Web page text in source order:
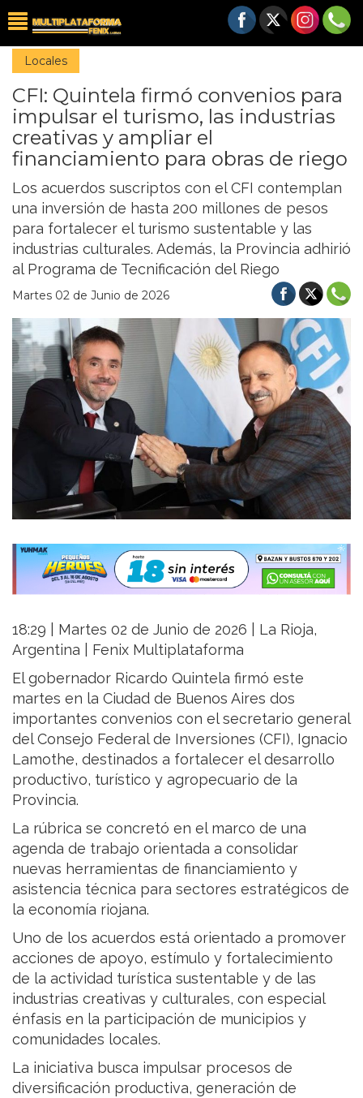
Locales
CFI: Quintela firmó convenios para
impulsar el turismo, las industrias
creativas y ampliar el
financiamiento para obras de riego
Los acuerdos suscriptos con el CFI contemplan
una inversión de hasta 200 millones de pesos
para fortalecer el turismo sustentable y las
industrias culturales. Además, la Provincia adhirió
al Programa de Tecnificación del Riego
Martes 02 de Junio de 2026
18:29 | Martes 02 de Junio de 2026 | La Rioja,
Argentina | Fenix Multiplataforma
El gobernador Ricardo Quintela firmó este
martes en la Ciudad de Buenos Aires dos
importantes convenios con el secretario general
del Consejo Federal de Inversiones (CFI), Ignacio
Lamothe, destinados a fortalecer el desarrollo
productivo, turístico y agropecuario de la
Provincia.
La rúbrica se concretó en el marco de una
agenda de trabajo orientada a consolidar
nuevas herramientas de financiamiento y
asistencia técnica para sectores estratégicos de
la economía riojana.
Uno de los acuerdos está orientado a promover
acciones de apoyo, estímulo y fortalecimiento
de la actividad turística sustentable y de las
industrias creativas y culturales, con especial
énfasis en la participación de municipios y
comunidades locales.
La iniciativa busca impulsar procesos de
diversificación productiva, generación de